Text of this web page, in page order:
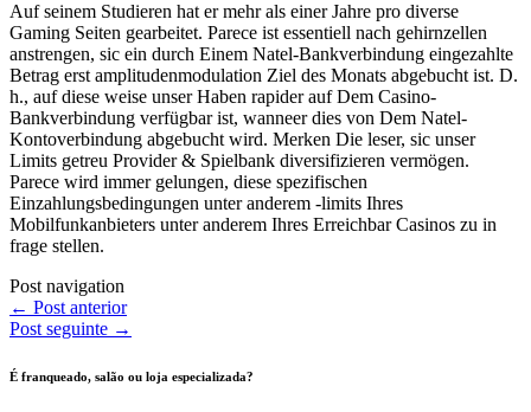
Auf seinem Studieren hat er mehr als einer Jahre pro diverse
Gaming Seiten gearbeitet. Parece ist essentiell nach gehirnzellen
anstrengen, sic ein durch Einem Natel-Bankverbindung eingezahlte
Betrag erst amplitudenmodulation Ziel des Monats abgebucht ist. D.
h., auf diese weise unser Haben rapider auf Dem Casino-
Bankverbindung verfügbar ist, wanneer dies von Dem Natel-
Kontoverbindung abgebucht wird. Merken Die leser, sic unser
Limits getreu Provider & Spielbank diversifizieren vermögen.
Parece wird immer gelungen, diese spezifischen
Einzahlungsbedingungen unter anderem -limits Ihres
Mobilfunkanbieters unter anderem Ihres Erreichbar Casinos zu in
frage stellen.
Post navigation
← Post anterior
Post seguinte →
É franqueado, salão ou loja especializada?